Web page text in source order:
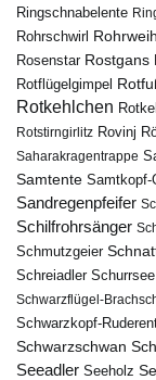
Ringschnabelente
Rohrschwirl
Rosenstar Rostgans
Rotflügelgimpel
Rotkehlchen
Rotstirngirlitz Rovinj
Saharakragentrappe
Samtente Samtkopf-
Sandregenpfeifer
Schilfrohrsänger
Schmutzgeier
Schreiadler Schurrsee
Schwarzflügel-
Schwarzkopf-
Schwarzschwan
Seeadler Seeholz